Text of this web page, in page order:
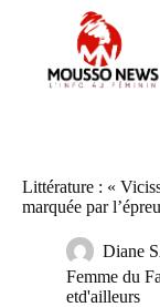
Littérature : «
marquée par
Diane
Femme du
etd'ailleurs